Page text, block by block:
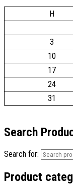
H
3
10
17
24
31
Search
Search for:
Product